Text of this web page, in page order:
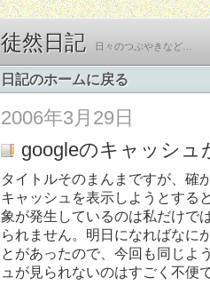
徒然日記 日々のつぶやきなど…
日記のホームに戻る
2006年3月29日
googleのキャッシュ
タイトルそのまんまですが、確
キャッシュを表示しようとする
象が発生しているのは私だけで
られません。明日になればなに
とがあったので、今回も同じよ
ュが見られないのはすごく不便